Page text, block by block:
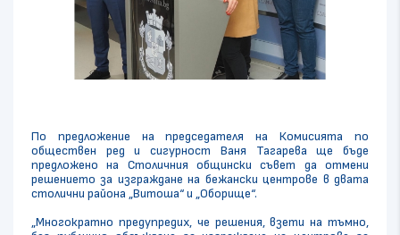
По предложение на председателя на Комисията по
обществен ред и сигурност Ваня Тагарева ще бъде
предложено на Столичния общински съвет да отмени
решението за изграждане на бежански центрове в двата
столични района „Витоша“ и „Оборище“.
„Многократно предупредих, че решения, взети на тъмно,